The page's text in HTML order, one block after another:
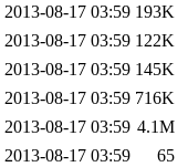
2013-08-17 03:59 193K
2013-08-17 03:59 122K
2013-08-17 03:59 145K
2013-08-17 03:59 716K
2013-08-17 03:59 4.1M
2013-08-17 03:59
65